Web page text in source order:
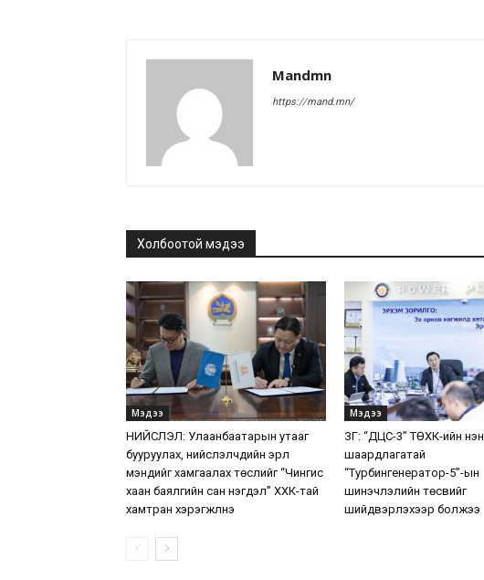
Mandmn
https://mand.mn/
Холбоотой мэдээ
Мэдээ
НИЙСЛЭЛ: Улаанбаатарын утааг
бууруулах, нийслэлчүүдийн эрүүл
мэндийг хамгаалах төслийг “Чингис
хаан баялгийн сан нэгдэл” ХХК-тай
хамтран хэрэгжүүлнэ
Мэдээ
ЗГ: “ДЦС-3” ТӨХК-ийн нэн
шаардлагатай
“Турбингенератор-5”-ын
шинэчлэлийн төсвийг
шийдвэрлэхээр болжээ